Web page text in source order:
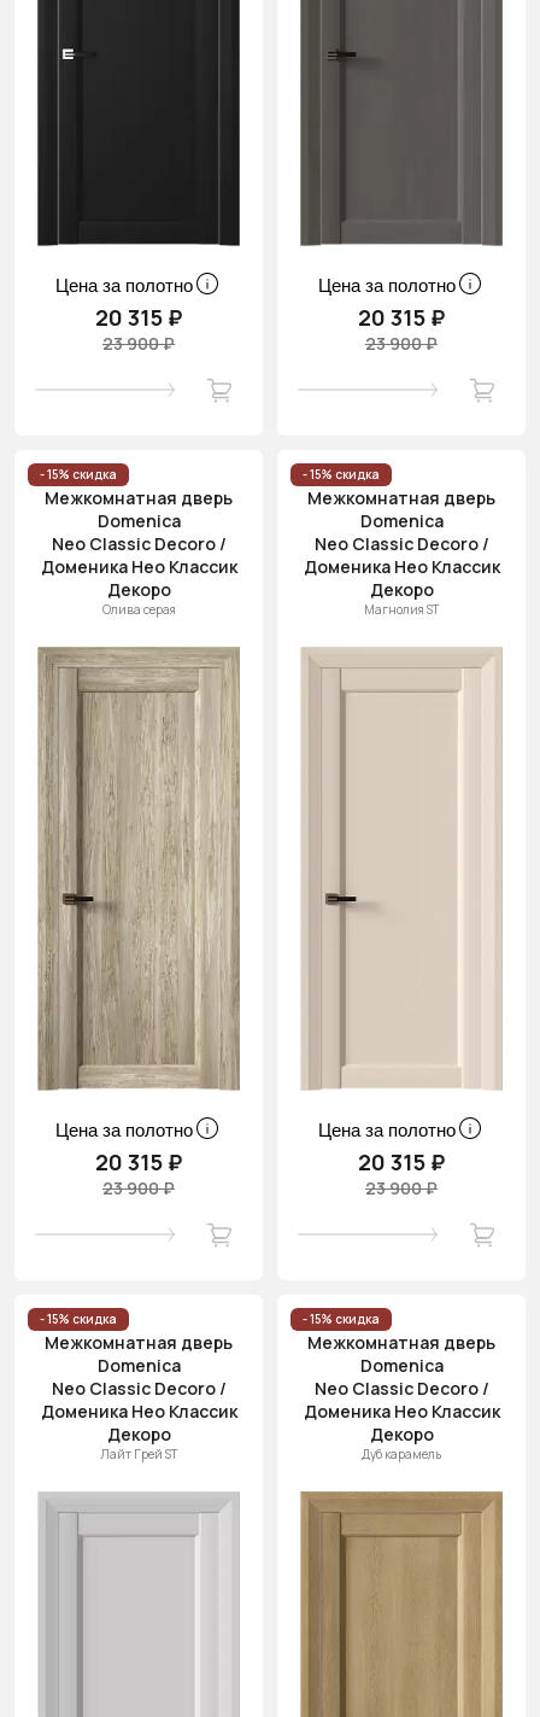
Цена за полотно
20 315 ₽
23 900 ₽
Цена за полотно
20 315 ₽
23 900 ₽
- 15% скидка
Межкомнатная дверь
Domenica
Neo Classic Decoro /
Доменика Нео Классик
Декоро
Олива серая
Цена за полотно
20 315 ₽
23 900 ₽
- 15% скидка
Межкомнатная дверь
Domenica
Neo Classic Decoro /
Доменика Нео Классик
Декоро
Магнолия ST
Цена за полотно
20 315 ₽
23 900 ₽
- 15% скидка
Межкомнатная дверь
Domenica
Neo Classic Decoro /
Доменика Нео Классик
Декоро
Лайт Грей ST
- 15% скидка
Межкомнатная дверь
Domenica
Neo Classic Decoro /
Доменика Нео Классик
Декоро
Дуб карамель